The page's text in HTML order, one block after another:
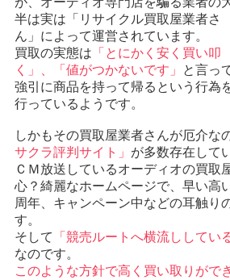
半は実は「リサイクル買取屋業者さ
ん」によって運営されています。
買取の実態は 「とにかく安く買い叩
く」、「値がつかないです」
と言っ
強引に商品を持って帰るという行為
行っているようです。
しかもその買取屋業者さんが厄介な
サクラ評判サイト」 が多数存在して
ＣＭ放送しているオーディオの買取
心？綺麗なホームページで、早い高
周年、キャンペーン中などの耳触り
す。
そして
「競売ルートへ横流ししてい
なのです。
このような方針で高く買い取りがで